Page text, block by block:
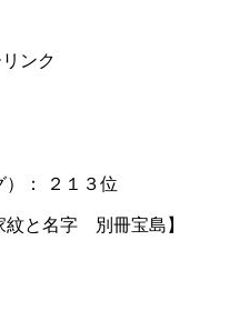
ンク
： ２１３位
と名字 別冊宝島】